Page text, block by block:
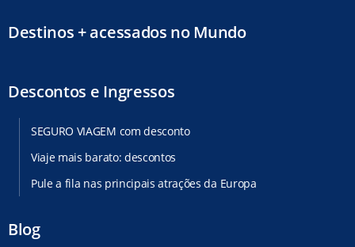
Destinos + acessados no Mundo
Descontos e Ingressos
SEGURO VIAGEM com desconto
Viaje mais barato: descontos
Pule a fila nas principais atrações da Europa
Blog